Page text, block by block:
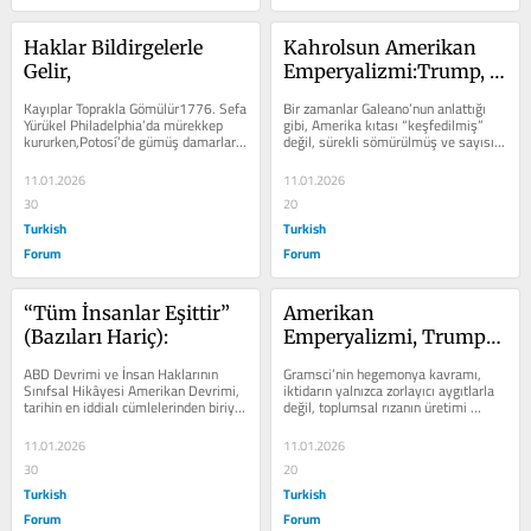
Haklar Bildirgelerle
Gelir,
Kayıplar Toprakla Gömülür1776. Sefa
Yürükel Philadelphia’da mürekkep
kururken,Potosí’de gümüş damarları
hâlâ kanıyordu.Kuzeyde...
11.01.2026
30
Turkish
Forum
Kahrolsun Amerikan
Emperyalizmi:Trump,
“Özgürlük” Hikâyeleri
Bir zamanlar Galeano’nun anlattığı
gibi, Amerika kıtası “keşfedilmiş”
değil, sürekli sömürülmüş ve sayısız
kez...
11.01.2026
20
Turkish
Forum
“Tüm İnsanlar Eşittir”
(Bazıları Hariç):
ABD Devrimi ve İnsan Haklarının
Sınıfsal Hikâyesi Amerikan Devrimi,
tarihin en iddialı cümlelerinden biriyle
11.01.2026
30
Turkish
Forum
Amerikan
Emperyalizmi, Trump–
Hegemonik Mantığı:Bir
Gramsci–Althusser
Gramsci’nin hegemonya kavramı,
iktidarın yalnızca zorlayıcı aygıtlarla
değil, toplumsal rızanın üretimi
yoluyla sürdürüldüğünü...
11.01.2026
20
Turkish
Forum